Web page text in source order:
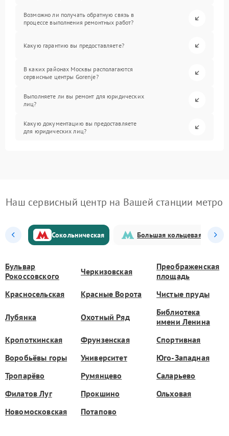
Возможно ли получать обратную связь в
процессе выполнения ремонтных работ?
Какую гарантию вы предоставляете?
В каких районах Москвы располагаются
сервисные центры Gorenje?
Выполняете ли вы ремонт для юридических
лиц?
Какую документацию вы предоставляете
для юридических лиц?
Наш сервисный центр на Вашей станции метро
Сокольническая Большая кольцевая
Бульвар
Рокоссовского
Черкизовская
Преображенская
площадь
Красносельская
Красные Ворота Чистые пруды
Лубянка Охотный Ряд
Библиотека
имени Ленина
Кропоткинская
Фрунзенская
Спортивная
Воробьёвы горы
Университет
Юго-Западная
Тропарёво
Румянцево
Саларьево
Филатов Луг
Прокшино
Ольховая
Новомосковская
Потапово